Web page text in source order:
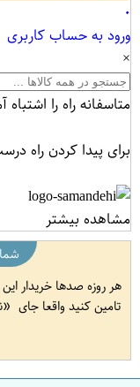
۰
ورود به حساب کاربری
×
متاسفانه راه را اشتباه
برای پیدا کردن راه
مشاهده بیشتر
هر روزه صدها خریدار این
تامین کنید واقعا جای